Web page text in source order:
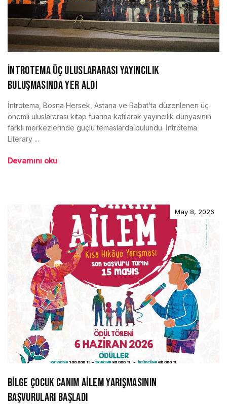
İNTROTEMA ÜÇ ULUSLARARASI YAYINCILIK
BULUŞMASINDA YER ALDI
İntrotema, Bosna Hersek, Astana ve Rabat’ta düzenlenen üç
önemli uluslararası kitap fuarına katılarak yayıncılık dünyasının
farklı merkezlerinde güçlü temaslarda bulundu. İntrotema
Literary ...
Devamını oku
May 8, 2026
BİLGE ÇOCUK CANIM AİLEM YARIŞMASININ
BAŞVURULARI BAŞLADI